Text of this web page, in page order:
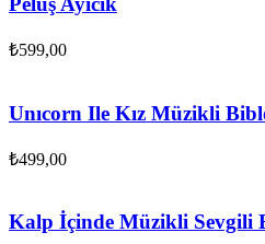
₺599,00
Unıcorn Ile Kız Müzikli
₺499,00
Kalp İçinde Müzikli Sevgili